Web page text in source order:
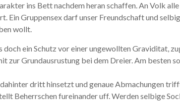
ins Bett nachdem heran schaffen. An Volk
Ein Gruppensex darf unser Freundschaft und
wollt.
ein Schutz vor einer ungewollten Graviditat,
zur Grundausrustung bei dem Dreier. Am besten
dritt hinsetzt und genaue Abmachungen
Beherrschen fureinander uff. Werden selbige